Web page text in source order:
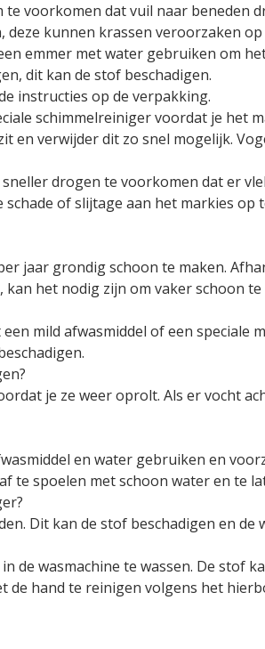
voorkomen dat vuil naar beneden
kunnen krassen veroorzaken op
emmer met water gebruiken om
dit kan de stof beschadigen.
instructies op de verpakking.
schimmelreiniger voordat je het
en verwijder dit zo snel mogelijk.
drogen te voorkomen dat er
of slijtage aan het markies op
jaar grondig schoon te maken.
het nodig zijn om vaker schoon te
mild afwasmiddel of een speciale
je ze weer oprolt. Als er vocht
en water gebruiken en
te spoelen met schoon water en te
Dit kan de stof beschadigen en de
de wasmachine te wassen. De stof
de hand te reinigen volgens het